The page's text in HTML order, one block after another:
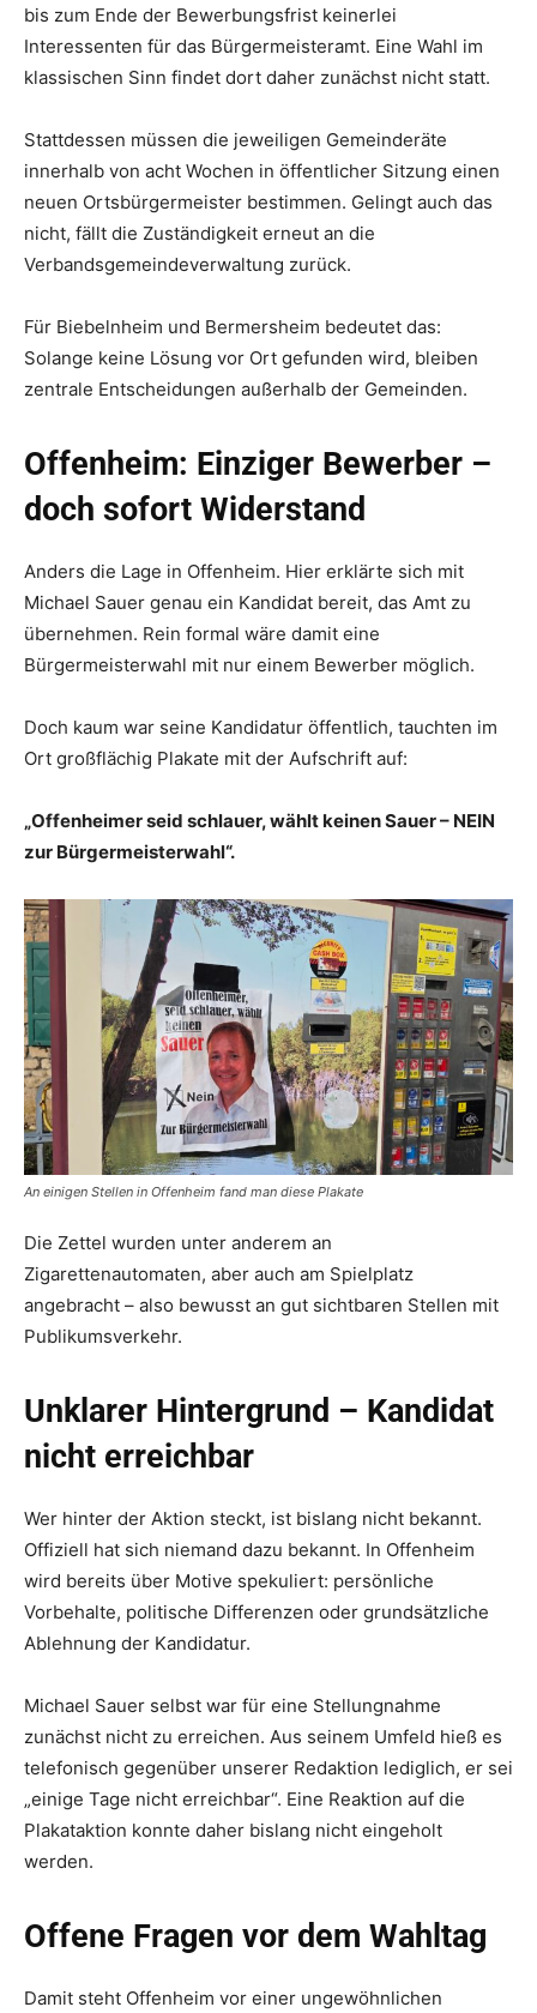
bis zum Ende der Bewerbungsfrist keinerlei
Interessenten für das Bürgermeisteramt. Eine Wahl im
klassischen Sinn findet dort daher zunächst nicht statt.
Stattdessen müssen die jeweiligen Gemeinderäte
innerhalb von acht Wochen in öffentlicher Sitzung einen
neuen Ortsbürgermeister bestimmen. Gelingt auch das
nicht, fällt die Zuständigkeit erneut an die
Verbandsgemeindeverwaltung zurück.
Für Biebelnheim und Bermersheim bedeutet das:
Solange keine Lösung vor Ort gefunden wird, bleiben
zentrale Entscheidungen außerhalb der Gemeinden.
Offenheim: Einziger Bewerber –
doch sofort Widerstand
Anders die Lage in Offenheim. Hier erklärte sich mit
Michael Sauer genau ein Kandidat bereit, das Amt zu
übernehmen. Rein formal wäre damit eine
Bürgermeisterwahl mit nur einem Bewerber möglich.
Doch kaum war seine Kandidatur öffentlich, tauchten im
Ort großflächig Plakate mit der Aufschrift auf:
„Offenheimer seid schlauer, wählt keinen Sauer – NEIN
zur Bürgermeisterwahl“.
An einigen Stellen in Offenheim fand man diese Plakate
Die Zettel wurden unter anderem an
Zigarettenautomaten, aber auch am Spielplatz
angebracht – also bewusst an gut sichtbaren Stellen mit
Publikumsverkehr.
Unklarer Hintergrund – Kandidat
nicht erreichbar
Wer hinter der Aktion steckt, ist bislang nicht bekannt.
Offiziell hat sich niemand dazu bekannt. In Offenheim
wird bereits über Motive spekuliert: persönliche
Vorbehalte, politische Differenzen oder grundsätzliche
Ablehnung der Kandidatur.
Michael Sauer selbst war für eine Stellungnahme
zunächst nicht zu erreichen. Aus seinem Umfeld hieß es
telefonisch gegenüber unserer Redaktion lediglich, er sei
„einige Tage nicht erreichbar“. Eine Reaktion auf die
Plakataktion konnte daher bislang nicht eingeholt
werden.
Offene Fragen vor dem Wahltag
Damit steht Offenheim vor einer ungewöhnlichen